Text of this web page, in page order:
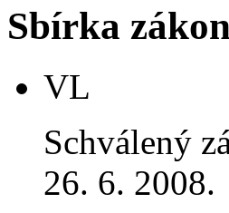
Sbírka
VL
Schválený
26. 6. 2008.